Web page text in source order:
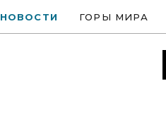
НОВОСТИ ГОРЫ МИРА